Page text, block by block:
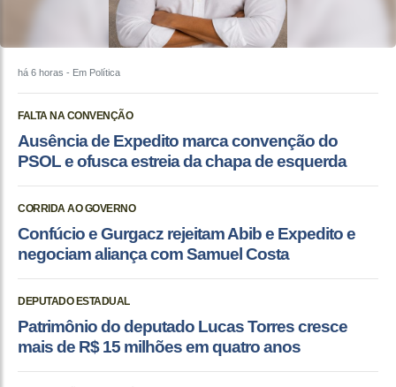
há 6 horas - Em Política
FALTA NA CONVENÇÃO
Ausência de Expedito marca convenção do
PSOL e ofusca estreia da chapa de esquerda
CORRIDA AO GOVERNO
Confúcio e Gurgacz rejeitam Abib e Expedito e
negociam aliança com Samuel Costa
DEPUTADO ESTADUAL
Patrimônio do deputado Lucas Torres cresce
mais de R$ 15 milhões em quatro anos